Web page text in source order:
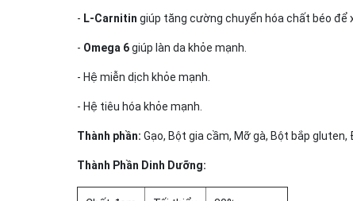
- L-Carnitin giúp tăng cường chuyển hóa chất béo để
- Omega 6giúp làn da khỏe mạnh.
- Hệ miễn dịch khỏe mạnh.
- Hệ tiêu hóa khỏe mạnh.
Thành phần: Gạo, Bột gia cầm, Mỡ gà, Bột bắp
Thành Phần Dinh Dưỡng: